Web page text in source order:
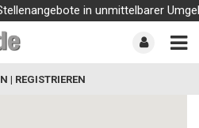
in unmittelbarer
| REGISTRIEREN